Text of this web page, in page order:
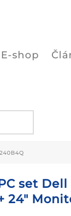
E-shop
set
24″